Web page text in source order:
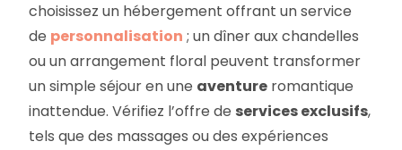
choisissez un hébergement offrant un service
de personnalisation ; un dîner aux chandelles
ou un arrangement floral peuvent transformer
un simple séjour en une aventure romantique
inattendue. Vérifiez l’offre de services exclusifs,
tels que des massages ou des expériences